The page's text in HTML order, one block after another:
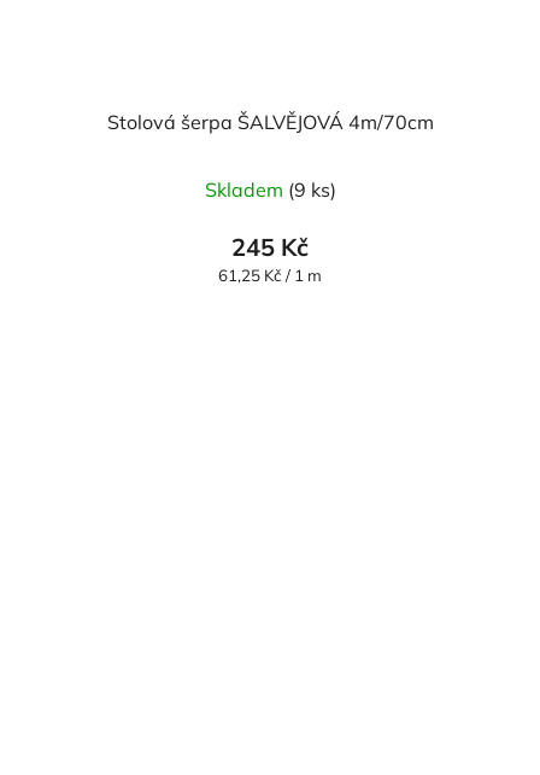
Stolová šerpa ŠALVĚJOVÁ 4m/70cm
Skladem (9 ks)
245 Kč
Měrná
61,25 Kč / 1 m